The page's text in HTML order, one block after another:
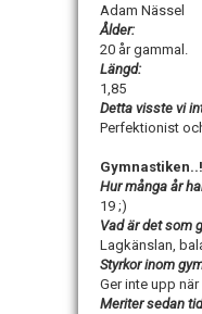
Adam Nässel
Ålder:
20 år gammal.
Längd:
1,85
Detta visste vi
Perfektionist
Gymnastiken..!
Hur många år
19 ;)
Vad är det som
Lagkänslan,
Styrkor inom
Ger inte upp
Meriter sedan